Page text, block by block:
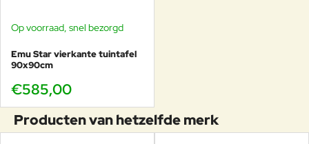
Op voorraad, snel bezorgd
Emu Star vierkante tuintafel
90x90cm
€585,00
Producten van hetzelfde merk